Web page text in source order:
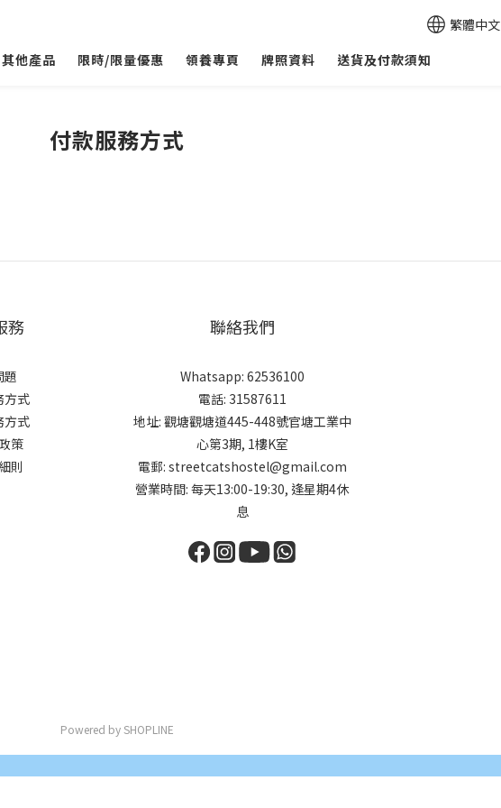
繁體中文
其他產品 限時/限量優惠 領養專頁 牌照資料 送貨及付款須知
付款服務方式
務
題
方式
方式
策
則
聯絡我們
Whatsapp: 62536100
電話: 31587611
地址: 觀塘觀塘道445-448號官塘工業中
心第3期, 1樓K室
電郵: streetcatshostel@gmail.com
營業時間: 每天13:00-19:30, 逢星期4休
息
Powered by SHOPLINE